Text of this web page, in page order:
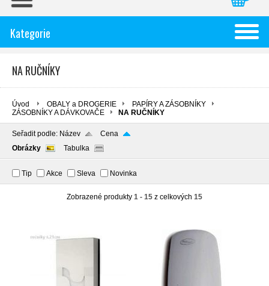
Kategorie
NA RUČNÍKY
Úvod OBALY a DROGERIE
PAPÍRY A ZÁSOBNÍKY
ZÁSOBNÍKY A DÁVKOVAČE
NA RUČNÍKY
Seřadit podle: Název
Cena
Obrázky
Tabulka
Tip Akce Sleva Novinka
Zobrazené produkty 1 - 15 z celkových 15